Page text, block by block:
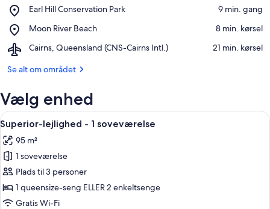
Beach
Earl Hill Conservation Park
Place,
Hill
Park
‪9 min. gang‬
Moon River Beach
Place,
River
‪8 min. kørsel‬
Cairns, Queensland (CNS-Cairns Intl.)
Airport,
Queensland
Intl.)
‪21 min. kørsel‬
Se alt om området
Vælg enhed
Indlæs
alle
billeder
af
Superior-
lejlighed
-
En moderne stue med sofasæt, et
9
Superior-lejlighed - 1 soveværelse
95 m²
1 soveværelse
Plads til 3 personer
1 queensize-seng ELLER 2 enkeltsenge
Gratis Wi-Fi